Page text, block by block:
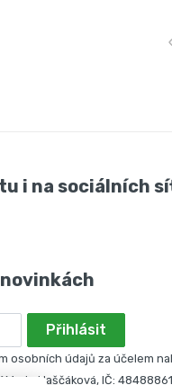
i na sociálních
Přihlásit
osobních údajů za účelem
Haščáková, IČ: